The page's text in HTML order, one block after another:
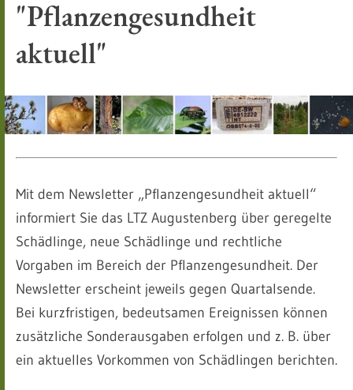
"Pflanzengesundheit
aktuell"
Mit dem Newsletter „Pflanzengesundheit aktuell“
informiert Sie das LTZ Augustenberg über geregelte
Schädlinge, neue Schädlinge und rechtliche
Vorgaben im Bereich der Pflanzengesundheit. Der
Newsletter erscheint jeweils gegen Quartalsende.
Bei kurzfristigen, bedeutsamen Ereignissen können
zusätzliche Sonderausgaben erfolgen und z. B. über
ein aktuelles Vorkommen von Schädlingen berichten.